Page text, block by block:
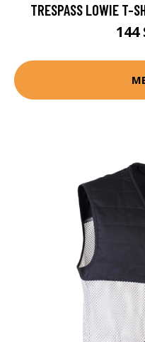
TRESPASS LOWIE T-
144